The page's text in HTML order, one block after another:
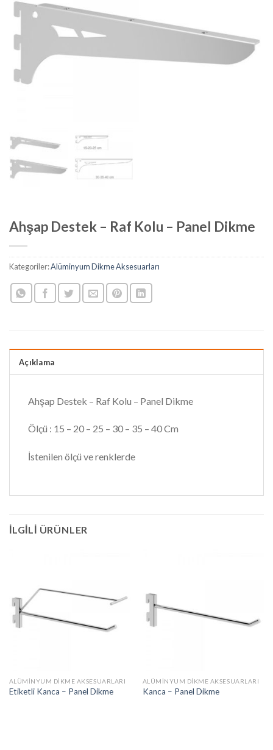
Ahşap Destek – Raf Kolu – Panel Dikme
Kategoriler:Alüminyum Dikme Aksesuarları
Açıklama
Ahşap Destek – Raf Kolu – Panel Dikme
Ölçü : 15 – 20 – 25 – 30 – 35 – 40 Cm
İstenilen ölçü ve renklerde
İLGILI ÜRÜNLER
ALÜMINYUM DIKME AKSESUARLARI
Etiketli Kanca – Panel Dikme
ALÜMINYUM DIKME AKSESUARLARI
Kanca – Panel Dikme